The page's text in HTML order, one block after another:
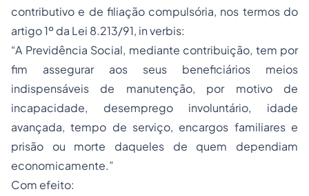
contributivo e de filiaçãocompulsória, nos termos do
artigo 1º da Lei 8.213/91, in verbis:
“A Previdência Social, mediante contribuição, tem por
fim assegurar aos seus beneficiários meios
indispensáveis de manutenção, por motivo de
incapacidade, desempregoinvoluntário, idade
avançada, tempo de serviço, encargos familiares e
prisão ou morte daqueles de quem dependiam
economicamente.”
Com efeito: